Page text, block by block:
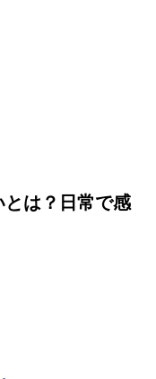
は？日常で感